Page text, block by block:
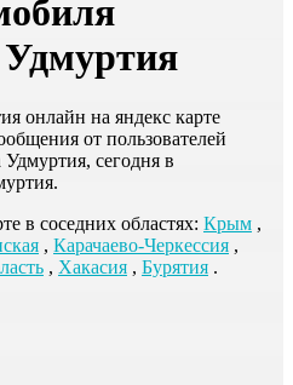
онлайн на яндекс карте
от пользователей
сегодня в
в соседних областях: Крым ,
, Карачаево-Черкессия ,
, Хакасия , Бурятия .